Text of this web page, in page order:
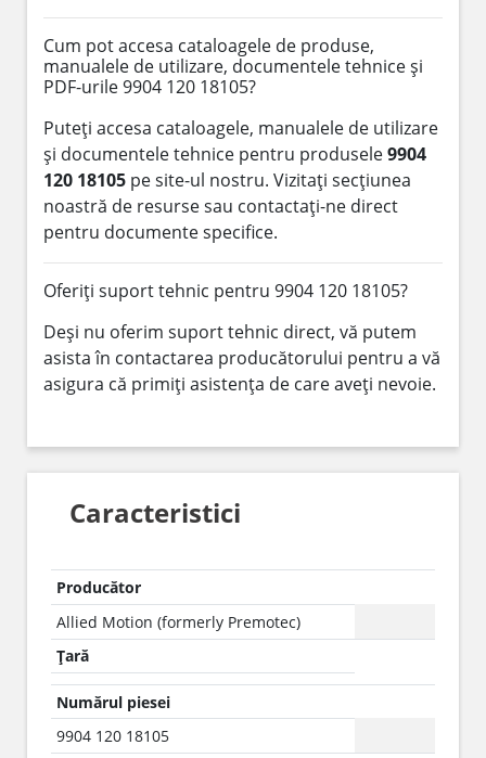
Cum pot accesa cataloagele de produse,
manualele de utilizare, documentele tehnice și
PDF-urile 9904 120 18105?
Puteți accesa cataloagele, manualele de utilizare
și documentele tehnice pentru produsele9904
120 18105 pe site-ul nostru. Vizitați secțiunea
noastră de resurse sau contactați-ne direct
pentru documente specifice.
Oferiți suport tehnic pentru 9904 120 18105?
Deși nu oferim suport tehnic direct, vă putem
asista în contactarea producătorului pentru a vă
asigura că primiți asistența de care aveți nevoie.
Caracteristici
Producător
Allied Motion (formerly Premotec)
Țară
Numărul piesei
9904 120 18105